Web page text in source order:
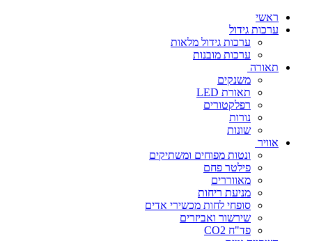
ראשי
ערכות גידול
ערכות גידול מלאות
ערכות מובנות
תאורה
משנקים
תאורת LED
רפלקטורים
נורות
שונות
אוויר
ונטות מפוחים ומשתיקים
פילטר פחם
מאווררים
מניעת ריחות
סופחי לחות מכשירי אדים
שירשור ואביזרים
פד"ח CO2